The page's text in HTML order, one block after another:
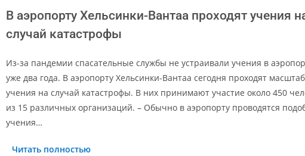
В аэропорту Хельсинки-Вантаа проходят учения
случай катастрофы
Из-за пандемии спасательные службы не устраивали учения в
уже два года. В аэропорту Хельсинки-Вантаа сегодня проходят
учения на случай катастрофы. В них принимают участие около 450
из 15 различных организаций. – Обычно в аэропорту проводятся
учения…
Читать полностью